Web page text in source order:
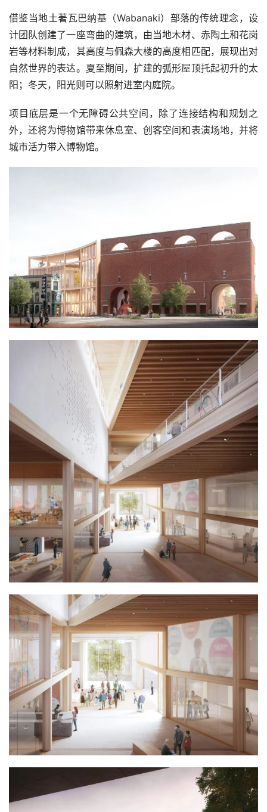
首
页
资
讯
平
借鉴当地土著瓦巴纳基（Wabanaki）部落的传统理念，设
计团队创建了一座弯曲的建筑，由当地木材、赤陶土和花岗
岩等材料制成，其高度与佩森大楼的高度相匹配，展现出对
自然世界的表达。夏至期间，扩建的弧形屋顶托起初升的太
阳；冬天，阳光则可以照射进室内庭院。
项目底层是一个无障碍公共空间，除了连接结构和规划之
外，还将为博物馆带来休息室、创客空间和表演场地，并将
城市活力带入博物馆。